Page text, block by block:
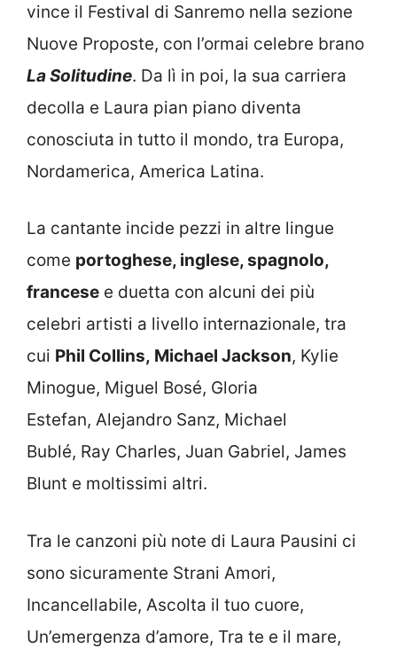
vince il Festival di Sanremo nella sezione
Nuove Proposte, con l’ormai celebre brano
La Solitudine. Da lì in poi, la sua carriera
decolla e Laura pian piano diventa
conosciuta in tutto il mondo, tra Europa,
Nordamerica, America Latina.
La cantante incide pezzi in altre lingue
come portoghese, inglese, spagnolo,
francese e duetta con alcuni dei più
celebri artisti a livello internazionale, tra
cui Phil Collins, Michael Jackson, Kylie
Minogue, Miguel Bosé, Gloria
Estefan, Alejandro Sanz, Michael
Bublé, Ray Charles, Juan Gabriel, James
Blunt e moltissimi altri.
Tra le canzoni più note di Laura Pausini ci
sono sicuramente Strani Amori,
Incancellabile, Ascolta il tuo cuore,
Un’emergenza d’amore, Tra te e il mare,